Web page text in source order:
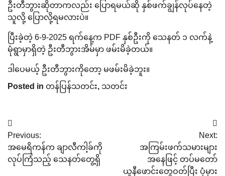
ဦးတီဘွားဆိုတာကလည်း ပြောရမယ်ဆို နှစ်ဖက်ချွန်လုပ်နေတဲ့
သူလို့ ပြောလို့ရမလားပဲ။
ပြီးခဲ့တဲ့ 6-9-2025 ရက်နေ့က PDF နှစ်ဦးကို သေနတ် ၁ လက်နဲ့
မုံရွာမှာရှိတဲ့ ဦးတီဘွားအိမ်မှာ ဖမ်းမိခဲ့တယ်။
ဒါပေမယ့် ဦးတီဘွားကိုတော့ မဖမ်းမိခဲ့ဘူး။
Posted in တန်ပြန်သတင်း, သတင်း
Post
navigation
Previous:
အမေရိကန်က ချာလီကါ့ခ်ကို
လုပ်ကြံသည့် သေနတ်တွေ့ရှိ
Next:
အကြမ်းဖက်သမားများ
အနေဖြင့် တပ်မတော်
ယူနီဖောင်းတွေဝတ်ပြီး ပုံမှား